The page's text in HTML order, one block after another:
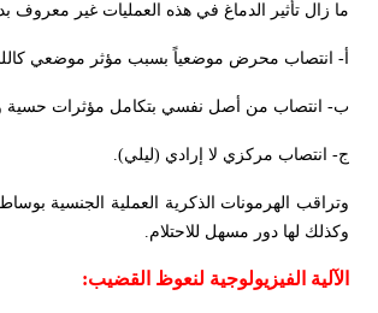
ما زال تأثير الدماغ في هذه العمليات غير معروف بدقة حتى الآن، وتميز 3
أ- انتصاب محرض موضعياً بسبب مؤثر موضعي
ب- انتصاب من أصل نفسي بتكامل مؤثرات حسية
ج- انتصاب مركزي لا إرادي (ليلي).
وتراقب الهرمونات الذكرية العملية الجنسية
وكذلك لها دور مسهل للاحتلام.
الآلية الفيزيولوجية لنعوظ القضيب: